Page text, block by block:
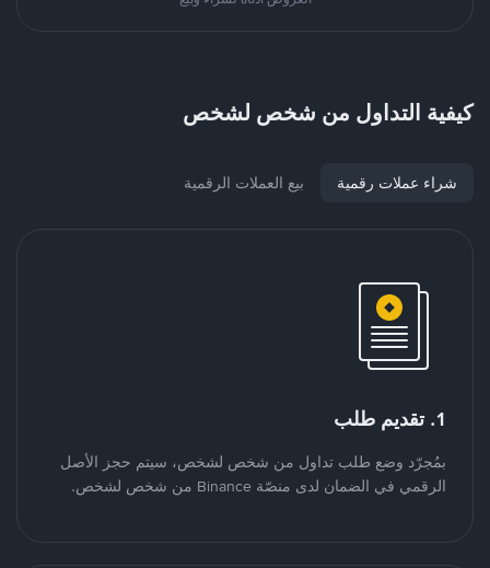
كيفية التداول من شخص لشخص
شراء عملات رقمية بيع العملات الرقمية
1. تقديم طلب
بمُجرّد وضع طلب تداول من شخص لشخص، سيتم حجز الأصل
الرقمي في الضمان لدى منصّة Binance من شخص لشخص.